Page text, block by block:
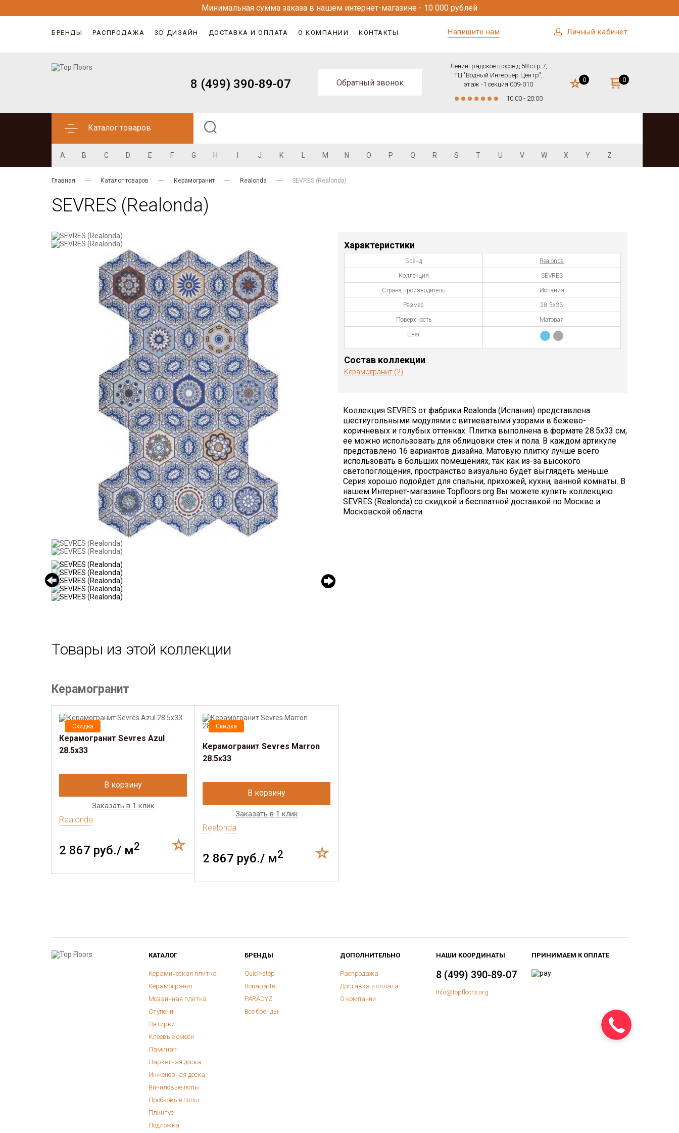
Минимальная сумма заказа в нашем интернет-магазине - 10 000 рублей
БРЕНДЫ РАСПРОДАЖА 3D ДИЗАЙН ДОСТАВКА И ОПЛАТА О КОМПАНИИ КОНТАКТЫ Напишите нам Личный кабинет
8 (499) 390-89-07 Обратный звонок
Ленинградское шоссе д.58 стр.7,
ТЦ "Водный Интерьер Центр",
этаж -1 секция 009-010
10:00 - 20:00
0 0
Каталог товаров
A B C D E F G H J K M N O P Q R S T U V W X Y Z
Главная Каталог товаров Керамогранит Realonda SEVRES (Realonda)
SEVRES (Realonda)
Характеристики
Бренд Realonda
Коллекция SEVRES
Страна производитель Испания
Размер 28.5x33
Поверхность Матовая
Цвет
Состав коллекции
Керамогранит (2)
Коллекция SEVRES от фабрики Realonda (Испания) представлена
шестиугольными модулями с витиеватыми узорами в бежево-
коричневых и голубых оттенках. Плитка выполнена в формате 28.5х33 см,
ее можно использовать для облицовки стен и пола. В каждом артикуле
представлено 16 вариантов дизайна. Матовую плитку лучше всего
использовать в больших помещениях, так как из-за высокого
светопоглощения, пространство визуально будет выглядеть меньше.
Серия хорошо подойдет для спальни, прихожей, кухни, ванной комнаты. В
нашем Интернет-магазине Topfloors.org Вы можете купить коллекцию
SEVRES (Realonda) со скидкой и бесплатной доставкой по Москве и
Московской области.
Товары из этой коллекции
Керамогранит
Скидка
Керамогранит Sevres Azul
28.5х33
В корзину
Заказать в 1 клик
Realonda
2 867 руб./ м2
Скидка
Керамогранит Sevres Marron
28.5х33
В корзину
Заказать в 1 клик
Realonda
2 867 руб./ м2
КАТАЛОГ
Керамическая плитка
Керамогранит
Мозаичная плитка
Ступени
Затирки
Клеевые смеси
Ламинат
Паркетная доска
Инженерная доска
Виниловые полы
Пробковые полы
Плинтус
Подложка
БРЕНДЫ
Quick-step
Bonaparte
PARADYZ
Все бренды
ДОПОЛНИТЕЛЬНО
Распродажа
Доставка и оплата
О компании
НАШИ КООРДИНАТЫ
8 (499) 390-89-07
Info@topfloors.org
ПРИНИМАЕМ К ОПЛАТЕ